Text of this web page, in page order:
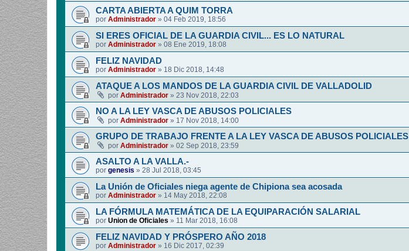
CARTA ABIERTA A QUIM TORRA
por Administrador » 04 Feb 2019, 18:56
SI ERES OFICIAL DE LA GUARDIA CIVIL... ES LO NATURAL
por Administrador » 08 Ene 2019, 18:08
FELIZ NAVIDAD
por Administrador » 18 Dic 2018, 14:48
ATAQUE A LOS MANDOS DE LA GUARDIA CIVIL DE VALLADOLID
por Administrador » 23 Nov 2018, 22:03
NO A LA LEY VASCA DE ABUSOS POLICIALES
por Administrador » 17 Nov 2018, 14:00
GRUPO DE TRABAJO FRENTE A LA LEY VASCA DE ABUSOS POLICIALES
por Administrador » 02 Sep 2018, 23:59
ASALTO A LA VALLA.-
por genesis » 28 Jul 2018, 03:45
La Unión de Oficiales niega agente de Chipiona sea acosada
por Administrador » 14 May 2018, 22:08
LA FÓRMULA MATEMÁTICA DE LA EQUIPARACIÓN SALARIAL
por Union de Oficiales » 11 Mar 2018, 16:08
FELIZ NAVIDAD Y PRÓSPERO AÑO 2018
por Administrador » 16 Dic 2017, 02:39